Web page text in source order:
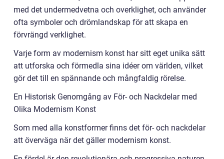
med det undermedvetna och overklighet, och använder
ofta symboler och drömlandskap för att skapa en
förvrängd verklighet.
Varje form av modernism konst har sitt eget unika sätt
att utforska och förmedla sina idéer om världen, vilket
gör det till en spännande och mångfaldig rörelse.
En Historisk Genomgång av För- och Nackdelar med
Olika Modernism Konst
Som med alla konstformer finns det för- och nackdelar
att överväga när det gäller modernism konst.